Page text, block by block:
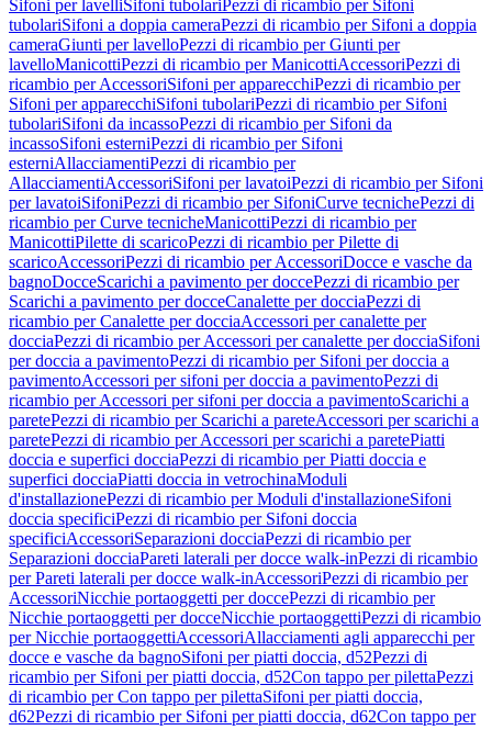
Sifoni per lavelliSifoni tubolariPezzi di ricambio per Sifoni
tubolariSifoni a doppia cameraPezzi di ricambio per Sifoni a doppia
cameraGiunti per lavelloPezzi di ricambio per Giunti per
lavelloManicottiPezzi di ricambio per ManicottiAccessoriPezzi di
ricambio per AccessoriSifoni per apparecchiPezzi di ricambio per
Sifoni per apparecchiSifoni tubolariPezzi di ricambio per Sifoni
tubolariSifoni da incassoPezzi di ricambio per Sifoni da
incassoSifoni esterniPezzi di ricambio per Sifoni
esterniAllacciamentiPezzi di ricambio per
AllacciamentiAccessoriSifoni per lavatoiPezzi di ricambio per Sifoni
per lavatoiSifoniPezzi di ricambio per SifoniCurve tecnichePezzi di
ricambio per Curve tecnicheManicottiPezzi di ricambio per
ManicottiPilette di scaricoPezzi di ricambio per Pilette di
scaricoAccessoriPezzi di ricambio per AccessoriDocce e vasche da
bagnoDocceScarichi a pavimento per doccePezzi di ricambio per
Scarichi a pavimento per docceCanalette per docciaPezzi di
ricambio per Canalette per docciaAccessori per canalette per
docciaPezzi di ricambio per Accessori per canalette per docciaSifoni
per doccia a pavimentoPezzi di ricambio per Sifoni per doccia a
pavimentoAccessori per sifoni per doccia a pavimentoPezzi di
ricambio per Accessori per sifoni per doccia a pavimentoScarichi a
paretePezzi di ricambio per Scarichi a pareteAccessori per scarichi a
paretePezzi di ricambio per Accessori per scarichi a paretePiatti
doccia e superfici docciaPezzi di ricambio per Piatti doccia e
superfici docciaPiatti doccia in vetrochinaModuli
d'installazionePezzi di ricambio per Moduli d'installazioneSifoni
doccia specificiPezzi di ricambio per Sifoni doccia
specificiAccessoriSeparazioni docciaPezzi di ricambio per
Separazioni docciaPareti laterali per docce walk-inPezzi di ricambio
per Pareti laterali per docce walk-inAccessoriPezzi di ricambio per
AccessoriNicchie portaoggetti per doccePezzi di ricambio per
Nicchie portaoggetti per docceNicchie portaoggettiPezzi di ricambio
per Nicchie portaoggettiAccessoriAllacciamenti agli apparecchi per
docce e vasche da bagnoSifoni per piatti doccia, d52Pezzi di
ricambio per Sifoni per piatti doccia, d52Con tappo per pilettaPezzi
di ricambio per Con tappo per pilettaSifoni per piatti doccia,
d62Pezzi di ricambio per Sifoni per piatti doccia, d62Con tappo per